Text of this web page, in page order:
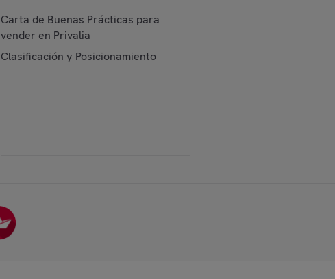
Carta de Buenas Prácticas para
vender en Privalia
Clasificación y Posicionamiento